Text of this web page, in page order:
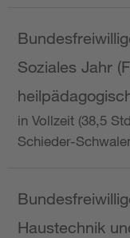
Soziales Jahr
in Vollzeit (38,5
Schieder-
Haustechnik